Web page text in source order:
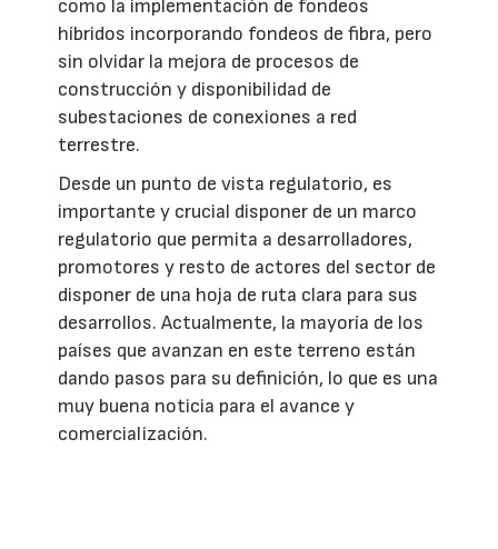
como la implementación de fondeos
híbridos incorporando fondeos de fibra, pero
sin olvidar la mejora de procesos de
construcción y disponibilidad de
subestaciones de conexiones a red
terrestre.
Desde un punto de vista regulatorio, es
importante y crucial disponer de un marco
regulatorio que permita a desarrolladores,
promotores y resto de actores del sector de
disponer de una hoja de ruta clara para sus
desarrollos. Actualmente, la mayoría de los
países que avanzan en este terreno están
dando pasos para su definición, lo que es una
muy buena noticia para el avance y
comercialización.